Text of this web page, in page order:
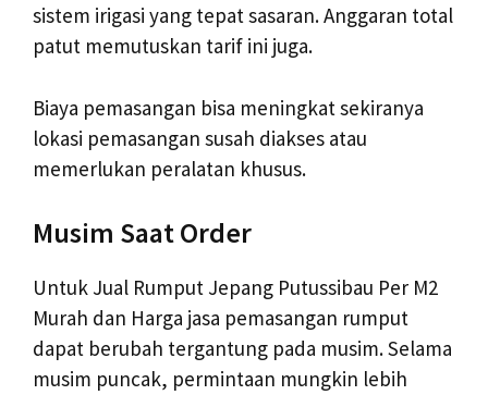
sistem irigasi yang tepat sasaran. Anggaran total
patut memutuskan tarif ini juga.
Biaya pemasangan bisa meningkat sekiranya
lokasi pemasangan susah diakses atau
memerlukan peralatan khusus.
Musim Saat Order
Untuk Jual Rumput Jepang Putussibau Per M2
Murah dan Harga jasa pemasangan rumput
dapat berubah tergantung pada musim. Selama
musim puncak, permintaan mungkin lebih